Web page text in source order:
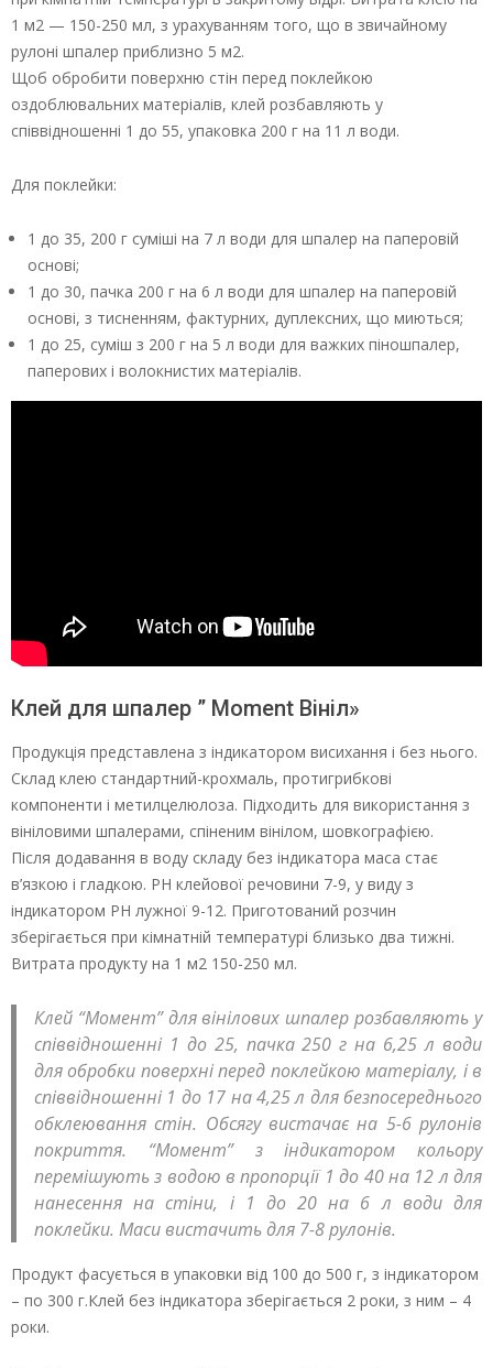
1 м2 — 150-250 мл, з урахуванням того, що в звичайному
рулоні шпалер приблизно 5 м2.
Щоб обробити поверхню стін перед поклейкою
оздоблювальних матеріалів, клей розбавляють у
співвідношенні 1 до 55, упаковка 200 г на 11 л води.
Для поклейки:
1 до 35, 200 г суміші на 7 л води для шпалер на паперовій
основі;
1 до 30, пачка 200 г на 6 л води для шпалер на паперовій
основі, з тисненням, фактурних, дуплексних, що миються;
1 до 25, суміш з 200 г на 5 л води для важких піношпалер,
паперових і волокнистих матеріалів.
Клей для шпалер ” Moment Вініл»
Продукція представлена з індикатором висихання і без нього.
Склад клею стандартний-крохмаль, протигрибкові
компоненти і метилцелюлоза. Підходить для використання з
вініловими шпалерами, спіненим вінілом, шовкографією.
Після додавання в воду складу без індикатора маса стає
в’язкою і гладкою. РН клейової речовини 7-9, у виду з
індикатором РН лужної 9-12. Приготований розчин
зберігається при кімнатній температурі близько два тижні.
Витрата продукту на 1 м2 150-250 мл.
Клей “Момент” для вінілових шпалер розбавляють у
співвідношенні 1 до 25, пачка 250 г на 6,25 л води
для обробки поверхні перед поклейкою матеріалу, і в
співвідношенні 1 до 17 на 4,25 л для безпосереднього
обклеювання стін. Обсягу вистачає на 5-6 рулонів
покриття. “Момент” з індикатором кольору
перемішують з водою в пропорції 1 до 40 на 12 л для
нанесення на стіни, і 1 до 20 на 6 л води для
поклейки. Маси вистачить для 7-8 рулонів.
Продукт фасується в упаковки від 100 до 500 г, з індикатором
– по 300 г.Клей без індикатора зберігається 2 роки, з ним – 4
роки.